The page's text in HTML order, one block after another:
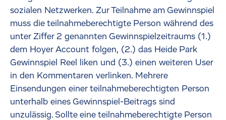
sozialen Netzwerken. Zur Teilnahme am Gewinnspiel
muss die teilnahmeberechtigte Person während des
unter Ziffer 2 genannten Gewinnspielzeitraums (1.)
dem Hoyer Account folgen, (2.) das Heide Park
Gewinnspiel Reel liken und (3.) einen weiteren User
in den Kommentaren verlinken. Mehrere
Einsendungen einer teilnahmeberechtigten Person
unterhalb eines Gewinnspiel-Beitrags sind
unzulässig. Sollte eine teilnahmeberechtigte Person